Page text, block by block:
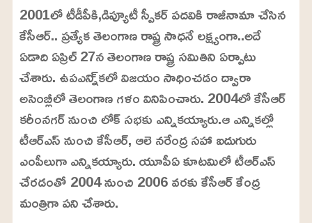
2001లో టీడీపీకి,డిప్యూటీ స్పీకర్ పదవికి రాజీనామా చేసిన
కేసీఆర్.. ప్రత్యేక తెలంగాణ రాష్ట్ర సాధనే లక్ష్యంగా..అదే
ఏడాది ఏప్రిల్ 27న తెలంగాణ రాష్ట్ర సమితిని ఏర్పాటు
చేశారు. ఉపఎన్ని్కలో విజయం సాధించడం ద్వారా
అసెంబ్లీలో తెలంగాణ గళం వినిపించారు. 2004లో కేసీఆర్
కరీంనగర్ నుంచి లోక్ సభకు ఎన్నికయ్యారు.ఆ ఎన్నికల్లో
టీఆర్ఎస్ నుంచి కేసీఆర్, ఆలె నరేంద్ర సహా ఐదుగురు
ఎంపీలుగా ఎన్నికయ్యారు. యూపీఏ కూటమిలో టీఆర్ఎస్
చేరడంతో 2004 నుంచి 2006 వరకు కేసీఆర్ కేంద్ర
మంత్రిగా పని చేశారు.